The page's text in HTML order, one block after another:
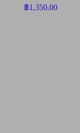
฿1,350.00